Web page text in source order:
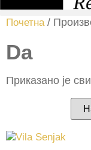
Почетна /
Da
Приказано је